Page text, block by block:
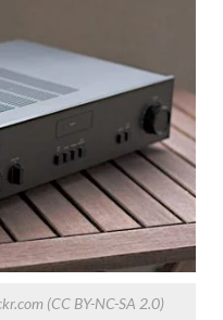
(CC BY-NC-SA 2.0)